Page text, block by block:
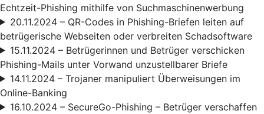
Echtzeit-Phishing mithilfe von Suchmaschinenwerbung
20.11.2024 – QR-Codes in Phishing-Briefen leiten auf
betrügerische Webseiten oder verbreiten Schadsoftware
15.11.2024 – Betrügerinnen und Betrüger verschicken
Phishing-Mails unter Vorwand unzustellbarer Briefe
14.11.2024 – Trojaner manipuliert Überweisungen im
Online-Banking
16.10.2024 – SecureGo-Phishing – Betrüger verschaffen